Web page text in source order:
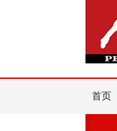
首页